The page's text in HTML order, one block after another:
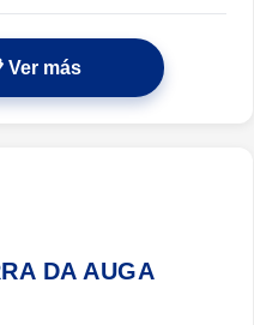
Ver más
DA AUGA